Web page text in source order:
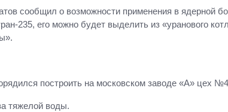
сообщил о возможности применения в ядерной
235, его можно будет выделить из «уранового
построить на московском заводе «А» цех
тяжелой воды.